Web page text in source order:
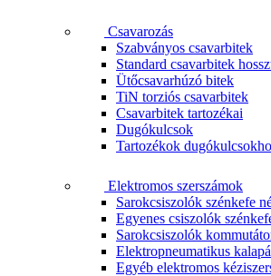
Csavarozás
Szabványos csavarbitek
Standard csavarbitek
Ütőcsavarhúzó bitek
TiN torziós csavarbitek
Csavarbitek tartozékai
Dugókulcsok
Tartozékok
Elektromos szerszámok
Sarokcsiszolók szénkefe
Egyenes csiszolók
Sarokcsiszolók
Elektropneumatikus
Egyéb elektromos